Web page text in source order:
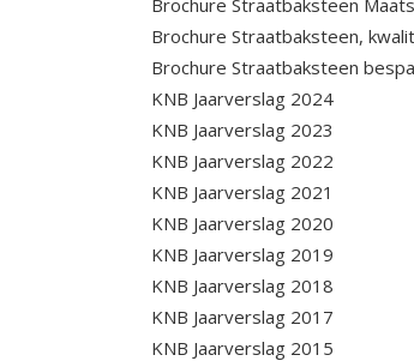
Brochure Straatbaksteen
Brochure Straatbaksteen,
Brochure Straatbaksteen
KNB Jaarverslag 2024
KNB Jaarverslag 2023
KNB Jaarverslag 2022
KNB Jaarverslag 2021
KNB Jaarverslag 2020
KNB Jaarverslag 2019
KNB Jaarverslag 2018
KNB Jaarverslag 2017
KNB Jaarverslag 2015